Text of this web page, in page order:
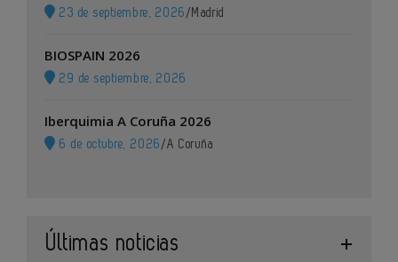
23 de septiembre, 2026 / Madrid
BIOSPAIN 2026
29 de septiembre, 2026
Iberquimia A Coruña 2026
6 de octubre, 2026 /A Coruña
Últimas noticias